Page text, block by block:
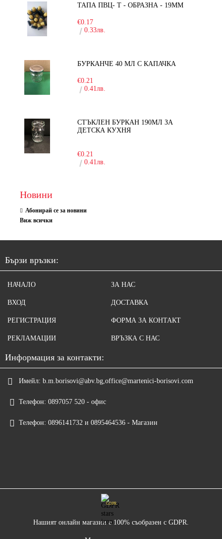
ТАПА ПВЦ- Т - ОБРАЗНА - 19ММ
€0.17
0.33лв.
БУРКАНЧЕ 40 МЛ С КАПАЧКА
€0.21
0.41лв.
СТЪКЛЕН БУРКАН 190МЛ ЗА
ДЕТСКА КУХНЯ
€0.21
0.41лв.
Новини
Абонирай се за новини
Виж всички
Бързи връзки:
НАЧАЛО
ВХОД
РЕГИСТРАЦИЯ
РЕКЛАМАЦИИ
ЗА НАС
ДОСТАВКА
ФОРМА ЗА КОНТАКТ
ВРЪЗКА С НАС
Информация за контакти:
Имейл: b.m.borisovi@abv.bg,office@martenici-borisovi.com
Телефон: 0897057 520 - офис
Телефон: 0896141732 и 0895464536 - Магазин
GDPR
Нашият онлайн магазин е 100% съобразен с GDPR.